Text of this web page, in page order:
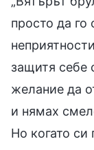
просто да го
защитя себе
желание да
и нямах
Но когато си